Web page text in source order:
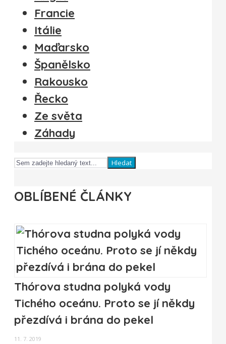
Francie
Itálie
Maďarsko
Španělsko
Rakousko
Řecko
Ze světa
Záhady
Hledat
OBLÍBENÉ ČLÁNKY
Thórova studna polyká vody
Tichého oceánu. Proto se jí někdy
přezdívá i brána do pekel
11. 7. 2019